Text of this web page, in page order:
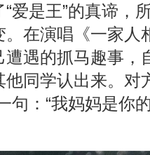
爱是王”的真谛，
。在演唱《一家
遭遇的抓马趣事，
同学认出来。对
句：“我妈妈是你